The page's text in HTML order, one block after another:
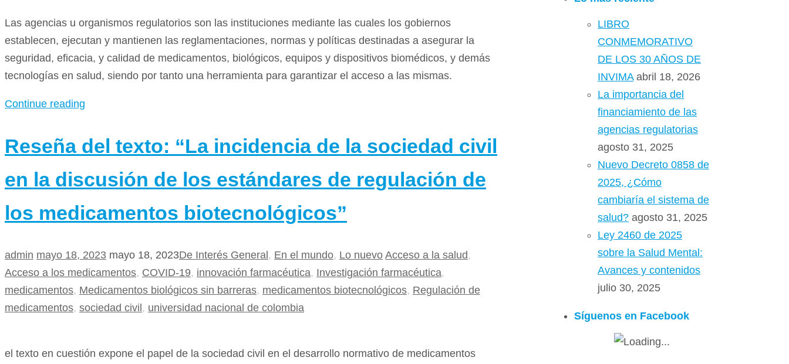
Las agencias u organismos regulatorios son las instituciones mediante las cuales los gobiernos
establecen, ejecutan y mantienen las reglamentaciones, normas y políticas destinadas a asegurar la
seguridad, eficacia, y calidad de medicamentos, biológicos, equipos y dispositivos biomédicos, y demás
tecnologías en salud, siendo por tanto una herramienta para garantizar el acceso a las mismas.
Continue reading
Reseña del texto: “La incidencia de la sociedad civil
en la discusión de los estándares de regulación de
los medicamentos biotecnológicos”
admin mayo 18, 2023 mayo 18, 2023De Interés General, En el mundo, Lo nuevo Acceso a la salud,
Acceso a los medicamentos, COVID-19, innovación farmacéutica, Investigación farmacéutica,
medicamentos, Medicamentos biológicos sin barreras, medicamentos biotecnológicos, Regulación de
medicamentos, sociedad civil, universidad nacional de colombia
el texto en cuestión expone el papel de la sociedad civil en el desarrollo normativo de medicamentos
LIBRO
CONMEMORATIVO
DE LOS 30 AÑOS DE
INVIMA abril 18, 2026
La importancia del
financiamiento de las
agencias regulatorias
agosto 31, 2025
Nuevo Decreto 0858 de
2025, ¿Cómo
cambiaría el sistema de
salud? agosto 31, 2025
Ley 2460 de 2025
sobre la Salud Mental:
Avances y contenidos
julio 30, 2025
Síguenos en Facebook